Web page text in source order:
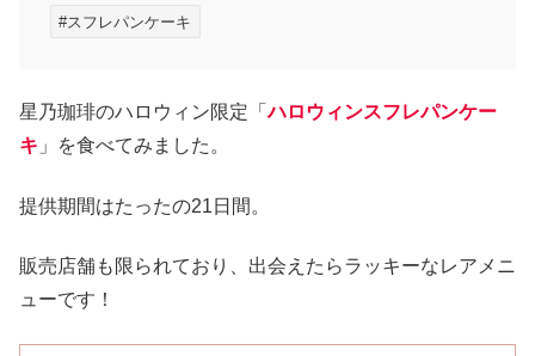
#スフレパンケーキ
星乃珈琲のハロウィン限定「ハロウィンスフレパンケー
キ 」を食べてみました。
提供期間はたったの21日間。
販売店舗も限られており、出会えたらラッキーなレアメニ
ューです！